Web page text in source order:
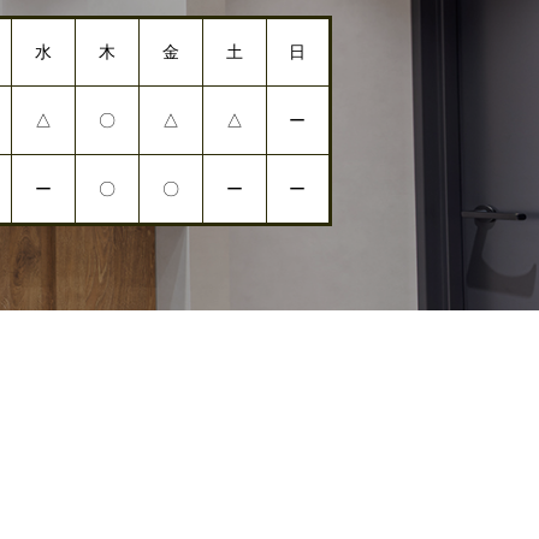
水 木 金 土 日
△ 〇 △ △ ー
ー 〇 〇 ー ー